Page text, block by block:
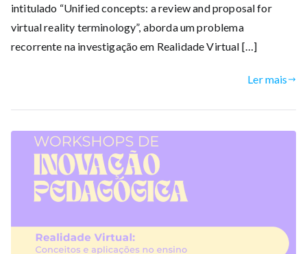
intitulado “Unified concepts: a review and proposal for
virtual reality terminology”, aborda um problema
recorrente na investigação em Realidade Virtual […]
Ler mais